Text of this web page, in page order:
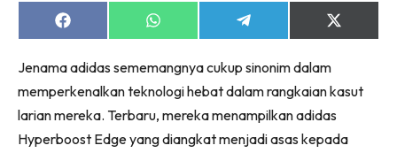
Share
on
Share
on
Share
on
Share
on
Jenama adidas sememangnya cukup sinonim dalam
memperkenalkan teknologi hebat dalam rangkaian kasut
larian mereka. Terbaru, mereka menampilkan adidas
Hyperboost Edge yang diangkat menjadi asas kepada